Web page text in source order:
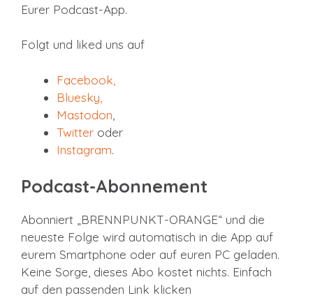
Eurer Podcast-App.
Folgt und liked uns auf
Facebook
Bluesky,
Mastodon
Twitter oder
Instagram.
Podcast-Abonnement
Abonniert „BRENNPUNKT-ORANGE“ und die
neueste Folge wird automatisch in die App auf
eurem Smartphone oder auf euren PC geladen.
Keine Sorge, dieses Abo kostet nichts. Einfach
auf den passenden Link klicken